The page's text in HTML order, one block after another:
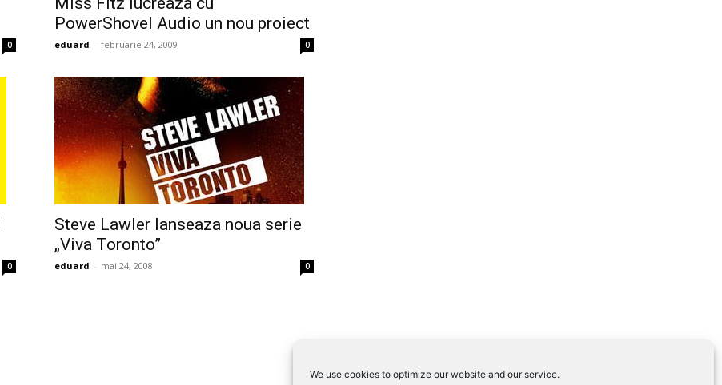
We use cookies to optimize our website and our service.
0
PowerShovel Audio un nou proiect
eduard - februarie 24, 2009 0
0
Steve Lawler lanseaza noua serie
„Viva Toronto”
eduard - mai 24, 2008 0